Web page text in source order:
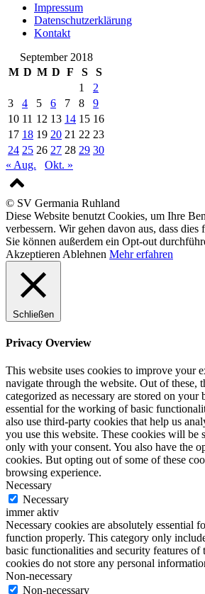
Impressum
Datenschutzerklärung
Kontakt
September 2018
M D M D F S
S
1
2
3
4 5 6 7 8
9
10 11 12 13 14 15 16
17 18 19 20 21 22 23
24 25 26 27 28 29 30
« Aug.
Okt. »
© SV Germania Ruhland
Diese Website benutzt Cookies, um Ihre
verbessern. Wir gehen davon aus, dass
Sie können außerdem ein Opt-out
Akzeptieren Ablehnen Mehr erfahren
Schließen
Privacy Overview
This website uses cookies to improve your
navigate through the website. Out of these,
categorized as necessary are stored on your
essential for the working of basic
also use third-party cookies that help us
you use this website. These cookies will be
only with your consent. You also have the
cookies. But opting out of some of these
browsing experience.
Necessary
Necessary
immer aktiv
Necessary cookies are absolutely essential
function properly. This category only
basic functionalities and security features of
cookies do not store any personal
Non-necessary
Non-necessary